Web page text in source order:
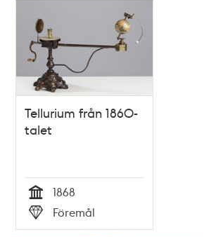
1953. Här finns
numera
Hötorgshallen från
1958
Tellurium från 1860-
talet
Tid
1868
Typ
Föremål